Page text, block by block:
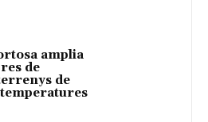
amplia
de
de